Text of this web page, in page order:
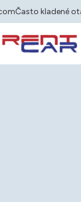
Často kladené